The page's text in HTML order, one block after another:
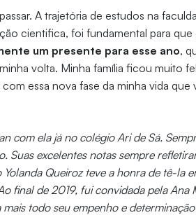
A trajetória de estudos na
cientifica, foi fundamental para
um presente para esse ano,
volta. Minha família ficou muito
essa nova fase da minha vida que
com ela já no colégio Ari de Sá.
Suas excelentes notas sempre
Queiroz teve a honra de tê-la
final de 2019, fui convidada pela Ana
todo seu empenho e